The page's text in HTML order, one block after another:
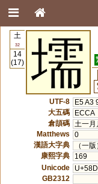
土
32
14
(17)
壖
UTF-8
E5 A3
大五碼
ECCA
倉頡碼
土一月
Matthews
0
漢語大字典
（一
康熙字典
169
Unicode
GB2312